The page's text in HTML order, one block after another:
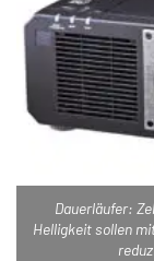
Dauerläufer:
Helligkeit sollen